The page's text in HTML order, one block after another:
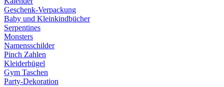
Geschenk-Verpackung
Baby und Kleinkindbücher
Serpentines
Monsters
Namensschilder
Pinch Zahlen
Kleiderbügel
Gym Taschen
Party-Dekoration